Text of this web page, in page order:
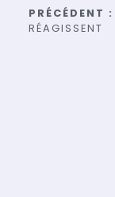
PRÉCÉDENT :
RÉAGISSENT